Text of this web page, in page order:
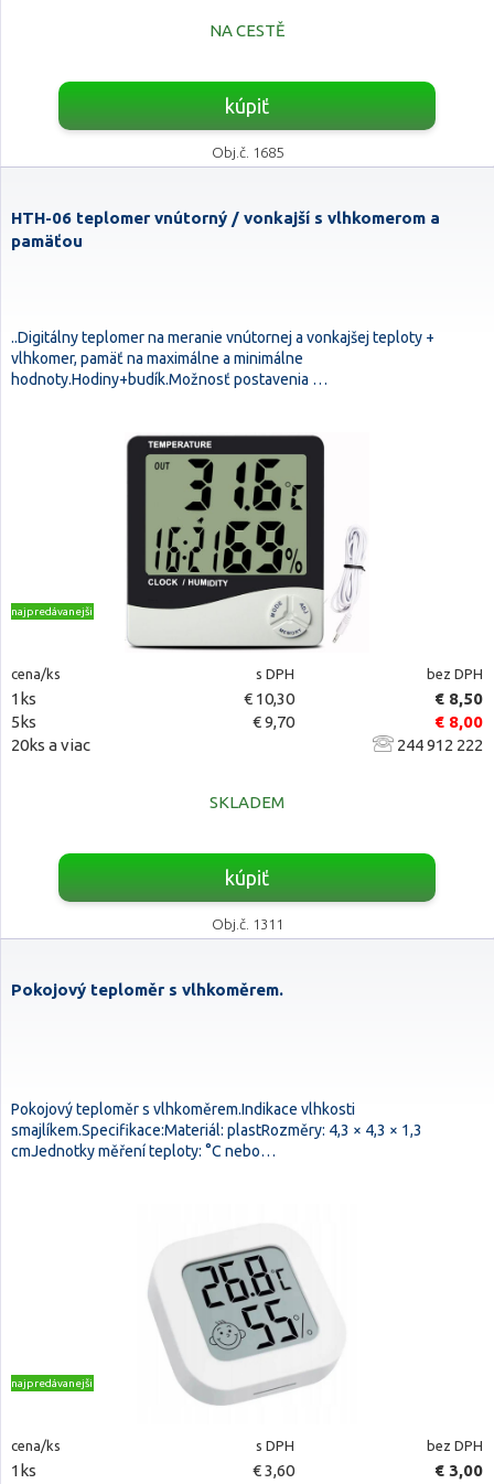
NA CESTĚ
kúpiť
Obj.č. 1685
HTH-06 teplomer vnútorný / vonkajší s vlhkomerom a
pamäťou
..Digitálny teplomer na meranie vnútornej a vonkajšej teploty +
vlhkomer, pamäť na maximálne a minimálne
hodnoty.Hodiny+budík.Možnosť postavenia …
najpredávanejšie
cena/ks s DPH bez DPH
1ks € 10,30
€ 8,50
5ks
€ 9,70
€ 8,00
20ks a viac
244 912 222
SKLADEM
kúpiť
Obj.č. 1311
Pokojový teploměr s vlhkoměrem.
Pokojový teploměr s vlhkoměrem.Indikace vlhkosti
smajlíkem.Specifikace:Materiál: plastRozměry: 4,3 × 4,3 × 1,3
cmJednotky měření teploty: °C nebo…
najpredávanejšie
cena/ks s DPH bez DPH
1ks € 3,60 € 3,00